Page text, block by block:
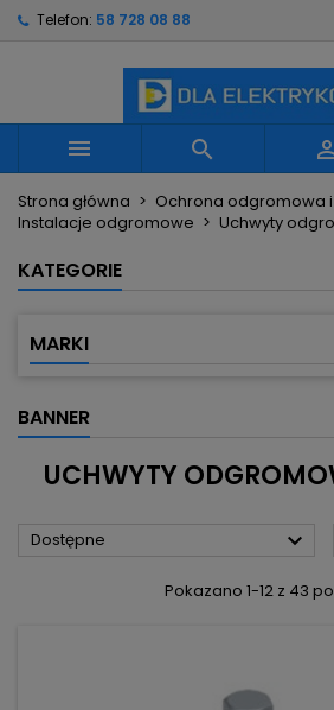
Telefon: 58 728 08 88
 
Strona główna
Ochrona odgromowa
Instalacje odgromowe
Uchwyty
KATEGORIE
MARKI
BANNER
UCHWYTY
Dostępne 
Pokazano 1-12 z 43
Utwórz nową listę
((confirmMessage))
Nazwa listy życzeń
Anuluj
Musisz być zalogowany by
swojej liście życzeń.
Anuluj